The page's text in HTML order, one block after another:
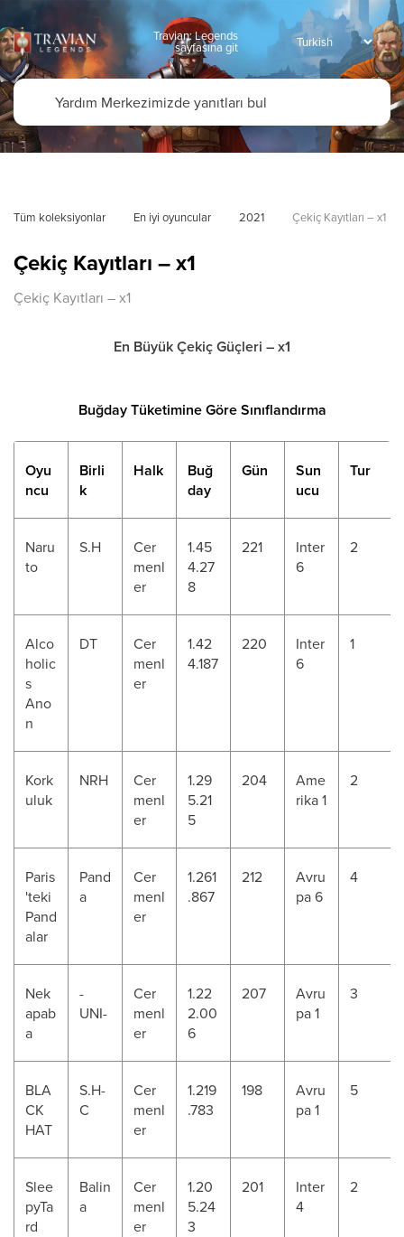
Travian: Legends
sayfasına git
Tüm koleksiyonlar En iyi oyuncular 2021 Çekiç Kayıtları – x1
Çekiç Kayıtları – x1
Çekiç Kayıtları – x1
En Büyük Çekiç Güçleri – x1
Buğday Tüketimine Göre Sınıflandırma
Oyu
ncu
Birli
k
Halk
Buğ
day
Gün
Sun
ucu
Tur
Naru
to
S.H
Cer
menl
er
1.45
4.27
8
221
Inter
6
2
Alco
holic
s
Ano
n
DT
Cer
menl
er
1.42
4.187
220
Inter
6
1
Kork
uluk
NRH
Cer
menl
er
1.29
5.21
5
204
Ame
rika 1
2
Paris
'teki
Pand
alar
Pand
a
Cer
menl
er
1.261
.867
212
Avru
pa 6
4
Nek
apab
a
-
UNI-
Cer
menl
er
1.22
2.00
6
207
Avru
pa 1
3
BLA
CK
HAT
S.H-
C
Cer
menl
er
1.219
.783
198
Avru
pa 1
5
Slee
pyTa
rd
Balin
a
Cer
menl
er
1.20
5.24
3
201
Inter
4
2